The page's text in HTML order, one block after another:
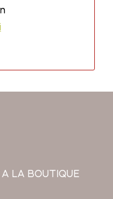
A LA BOUTIQUE